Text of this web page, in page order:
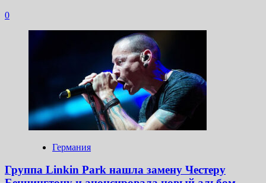
0
Германия
Группа Linkin Park нашла замену Честеру